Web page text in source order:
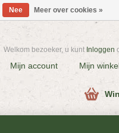
Welkom bezoeker, u kunt Inloggen
Mijn account Mijn
Nee Meer over cookies »